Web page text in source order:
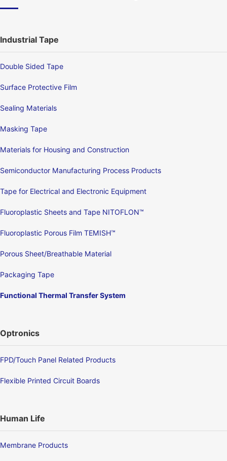
Industrial Tape
Double Sided Tape
Surface Protective Film
Sealing Materials
Masking Tape
Materials for Housing and Construction
Semiconductor Manufacturing Process Products
Tape for Electrical and Electronic Equipment
Fluoroplastic Sheets and Tape NITOFLON™
Fluoroplastic Porous Film TEMISH™
Porous Sheet/Breathable Material
Packaging Tape
Functional Thermal Transfer System
Optronics
FPD/Touch Panel Related Products
Flexible Printed Circuit Boards
Human Life
Membrane Products